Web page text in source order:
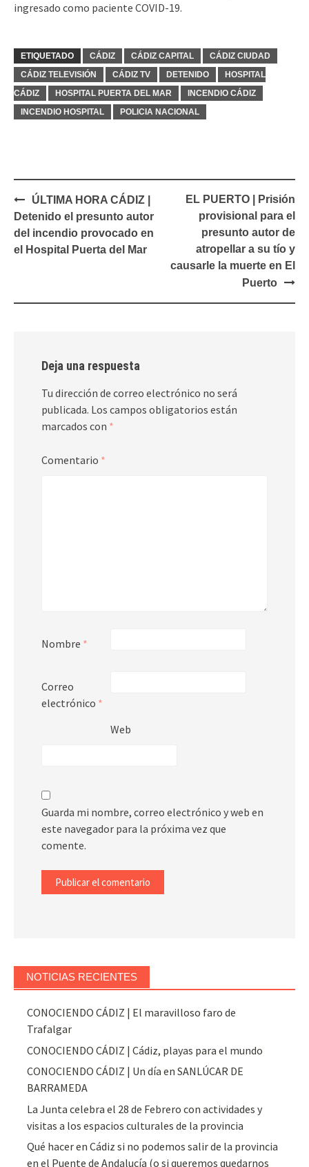
ingresado como paciente COVID-19.
ETIQUETADO CÁDIZ CÁDIZ CAPITAL
CÁDIZ CIUDAD
CÁDIZ TELEVISIÓN
CÁDIZ TV DETENIDO
HOSPITAL
CÁDIZ
HOSPITAL PUERTA DEL MAR
INCENDIO CÁDIZ
INCENDIO HOSPITAL
POLICIA NACIONAL
Navegación
de
entradas
ÚLTIMA HORA CÁDIZ |
Detenido el presunto autor
del incendio provocado en
el Hospital Puerta del Mar
EL PUERTO | Prisión
provisional para el
presunto autor de
atropellar a su tío y
causarle la muerte en El
Puerto
Deja una respuesta
Tu dirección de correo electrónico no será
publicada. Los campos obligatorios están
marcados con *
Comentario *
Nombre *
Correo
electrónico *
Web
Guarda mi nombre, correo electrónico y web en
este navegador para la próxima vez que
comente.
NOTICIAS RECIENTES
CONOCIENDO CÁDIZ | El maravilloso faro de
Trafalgar
CONOCIENDO CÁDIZ | Cádiz, playas para el mundo
CONOCIENDO CÁDIZ | Un día en SANLÚCAR DE
BARRAMEDA
La Junta celebra el 28 de Febrero con actividades y
visitas a los espacios culturales de la provincia
Qué hacer en Cádiz si no podemos salir de la provincia
en el Puente de Andalucía (o si queremos quedarnos